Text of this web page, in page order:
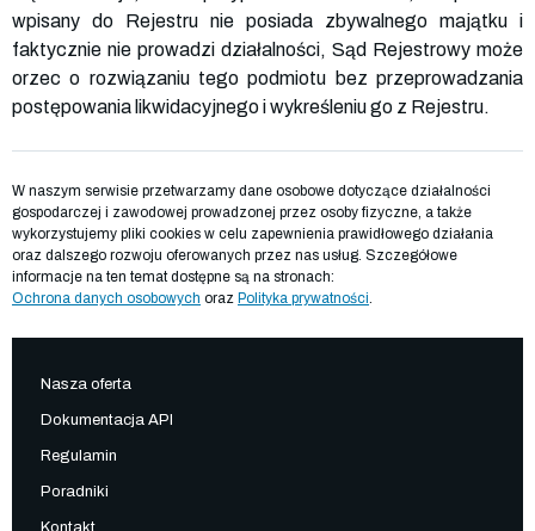
wpisany do Rejestru nie posiada zbywalnego majątku i
faktycznie nie prowadzi działalności, Sąd Rejestrowy może
orzec o rozwiązaniu tego podmiotu bez przeprowadzania
postępowania likwidacyjnego i wykreśleniu go z Rejestru.
W naszym serwisie przetwarzamy dane osobowe dotyczące działalności
gospodarczej i zawodowej prowadzonej przez osoby fizyczne, a także
wykorzystujemy pliki cookies w celu zapewnienia prawidłowego działania
oraz dalszego rozwoju oferowanych przez nas usług. Szczegółowe
informacje na ten temat dostępne są na stronach:
Ochrona danych osobowych oraz Polityka prywatności
Nasza oferta
Dokumentacja API
Regulamin
Poradniki
Kontakt